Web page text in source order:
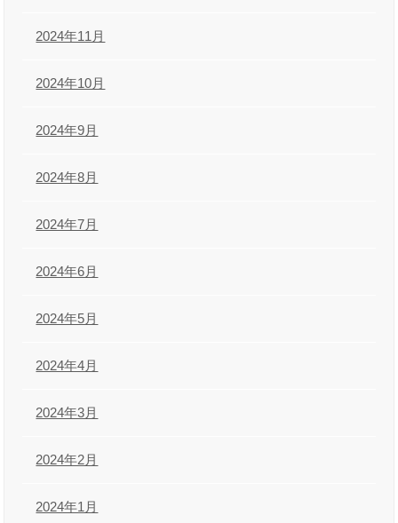
2024年11月
2024年10月
2024年9月
2024年8月
2024年7月
2024年6月
2024年5月
2024年4月
2024年3月
2024年2月
2024年1月